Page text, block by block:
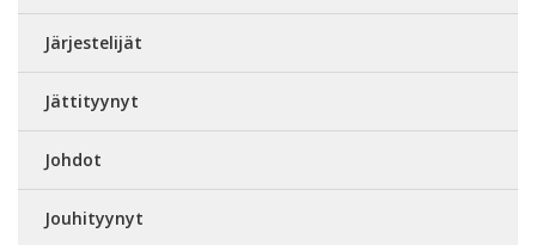
Järjestelijät
Jättityynyt
Johdot
Jouhityynyt